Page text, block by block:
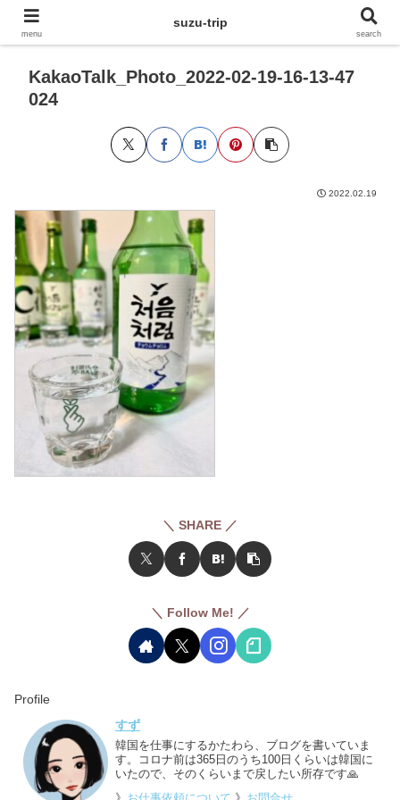
KakaoTalk_Photo_2022-02-19-16-13-47
024
2022.02.19
＼ SHARE ／
＼ Follow Me! ／
Profile
すず
韓国を仕事にするかたわら、ブログを書いていま
す。コロナ前は365日のうち100日くらいは韓国に
いたので、そのくらいまで戻したい所存です🙏
menu
suzu-trip
search